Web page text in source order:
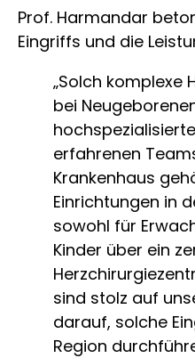
Prof. Harmandar
Eingriffs und die
„Solch komplexe
bei
erfahrenen
Krankenhaus
Einrichtungen in
sowohl für
Kinder über ein
sind stolz auf
darauf, solche
Region